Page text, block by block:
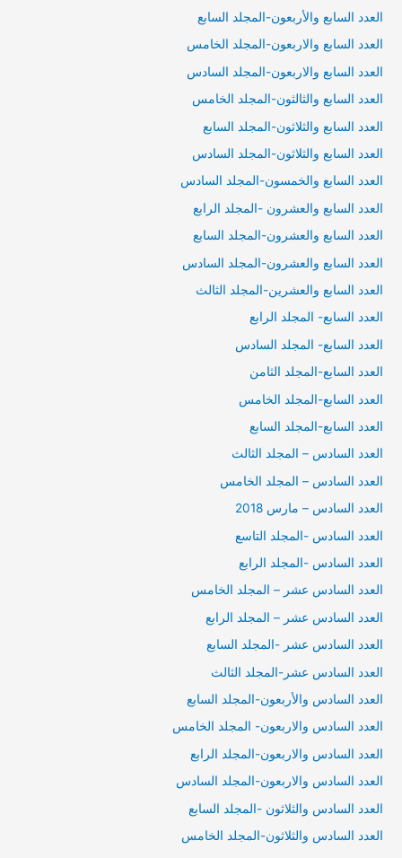
العدد السابع والأربعون-المجلد السابع
العدد السابع والاربعون-المجلد الخامس
العدد السابع والاربعون-المجلد السادس
العدد السابع والثالثون-المجلد الخامس
العدد السابع والثلاثون-المجلد السابع
العدد السابع والثلاثون-المجلد السادس
العدد السابع والخمسون-المجلد السادس
العدد السابع والعشرون -المجلد الرابع
العدد السابع والعشرون-المجلد السابع
العدد السابع والعشرون-المجلد السادس
العدد السابع والعشرين-المجلد الثالث
العدد السابع- المجلد الرابع
العدد السابع- المجلد السادس
العدد السابع-المجلد الثامن
العدد السابع-المجلد الخامس
العدد السابع-المجلد السابع
العدد السادس – المجلد الثالث
العدد السادس – المجلد الخامس
العدد السادس – مارس 2018
العدد السادس -المجلد التاسع
العدد السادس -المجلد الرابع
العدد السادس عشر – المجلد الخامس
العدد السادس عشر – المجلد الرابع
العدد السادس عشر -المجلد السابع
العدد السادس عشر-المجلد الثالث
العدد السادس والأربعون-المجلد السابع
العدد السادس والاربعون- المجلد الخامس
العدد السادس والاربعون-المجلد الرابع
العدد السادس والاربعون-المجلد السادس
العدد السادس والثلاثون -المجلد السابع
العدد السادس والثلاثون-المجلد الخامس